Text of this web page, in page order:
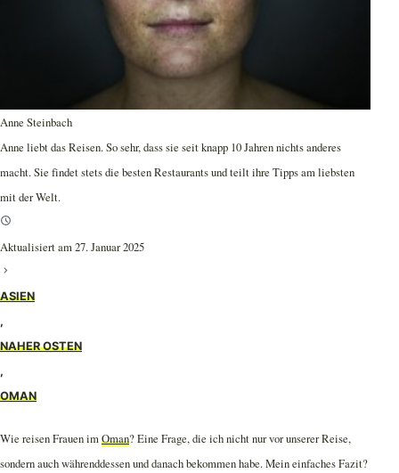
Anne Steinbach
Anne liebt das Reisen. So sehr, dass sie seit knapp 10 Jahren nichts anderes
macht. Sie findet stets die besten Restaurants und teilt ihre Tipps am liebsten
mit der Welt.
Aktualisiert am 27. Januar 2025
ASIEN
,
NAHER OSTEN
,
OMAN
Wie reisen Frauen imOman? Eine Frage, die ich nicht nur vor unserer Reise,
sondern auch währenddessen und danach bekommen habe. Mein einfaches Fazit?